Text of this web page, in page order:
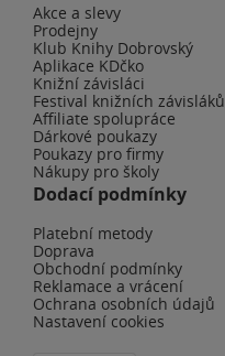
Akce a slevy
Prodejny
Klub Knihy Dobrovský
Aplikace KDčko
Knižní závisláci
Festival knižních závisláků
Affiliate spolupráce
Dárkové poukazy
Poukazy pro firmy
Nákupy pro školy
Dodací podmínky
Platební metody
Doprava
Obchodní podmínky
Reklamace a vrácení
Ochrana osobních údajů
Nastavení cookies